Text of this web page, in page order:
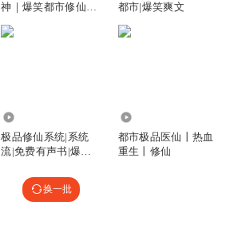
神｜爆笑都市修仙｜
都市|爆笑爽文
极品修仙系统|系统
流|免费有声书|爆笑
都市极品医仙丨热血
重生丨修仙
换一批